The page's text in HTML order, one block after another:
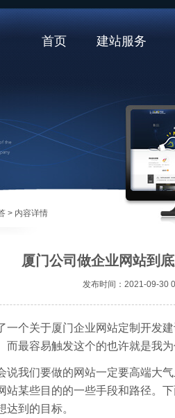
首页 建站服务
> 内容详情
厦门公司做企业网站到
发布时间：2021-09-30
一个关于厦门企业网站定制开发
而最容易触发这个的也许就是我
说我们要做的网站一定要高端大
站某些目的的一些手段和路径。
到的目标。